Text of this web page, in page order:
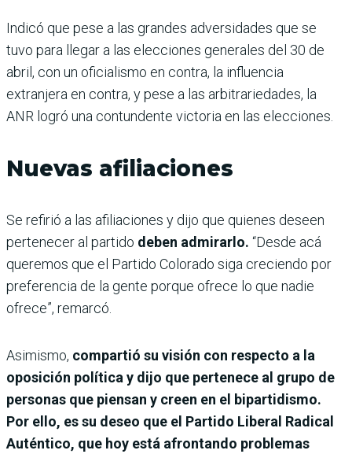
Indicó que pese a las grandes adversidades que se
tuvo para llegar a las elecciones generales del 30 de
abril, con un oficialismo en contra, la influencia
extranjera en contra, y pese a las arbitrariedades, la
ANR logró una contundente victoria en las elecciones.
Nuevas afiliaciones
Se refirió a las afiliaciones y dijo que quienes deseen
pertenecer al partido deben admirarlo. “Desde acá
queremos que el Partido Colorado siga creciendo por
preferencia de la gente porque ofrece lo que nadie
ofrece”, remarcó.
Asimismo, compartió su visión con respecto a la
oposición política y dijo que pertenece al grupo de
personas que piensan y creen en el bipartidismo.
Por ello, es su deseo que el Partido Liberal Radical
Auténtico, que hoy está afrontando problemas